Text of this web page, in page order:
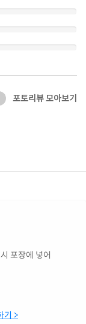
포토리뷰 모아보기
포장에 넣어
기 >